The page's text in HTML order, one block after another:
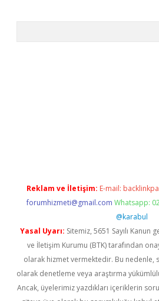
Reklam ve İletişim: E-mail:
forumhizmeti@gmail.com Whatsapp:
@karabul
Yasal Uyarı: Sitemiz, 5651 Sayılı
ve İletişim Kurumu (BTK) tarafından
olarak hizmet vermektedir. Bu
olarak denetleme veya araştırma
Ancak, üyelerimiz yazdıkları içeriklerin